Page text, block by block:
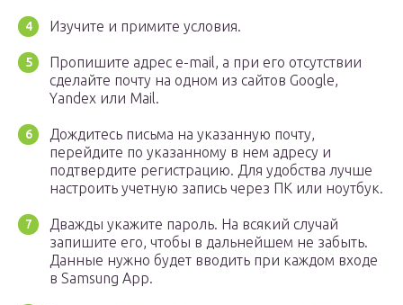
Изучите и примите условия.
Пропишите адрес e-mail, а при его отсутствии
сделайте почту на одном из сайтов Google,
Yandex или Mail.
Дождитесь письма на указанную почту,
перейдите по указанному в нем адресу и
подтвердите регистрацию. Для удобства лучше
настроить учетную запись через ПК или ноутбук.
Дважды укажите пароль. На всякий случай
запишите его, чтобы в дальнейшем не забыть.
Данные нужно будет вводить при каждом входе
в Samsung App.